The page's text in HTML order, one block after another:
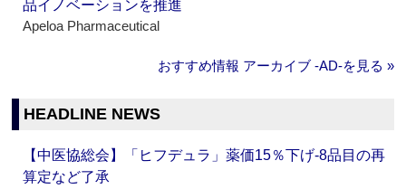
品イノベーションを推進
Apeloa Pharmaceutical
おすすめ情報 アーカイブ ‐AD‐を見る »
HEADLINE NEWS
【中医協総会】「ヒフデュラ」薬価15％下げ‐8品目の再
算定など了承